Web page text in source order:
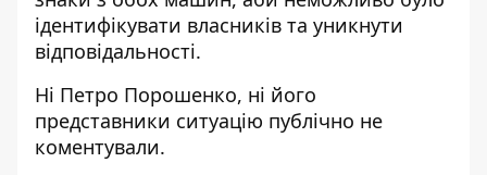
ідентифікувати власників та уникнути
відповідальності.
Ні Петро Порошенко, ні його
представники ситуацію публічно не
коментували.